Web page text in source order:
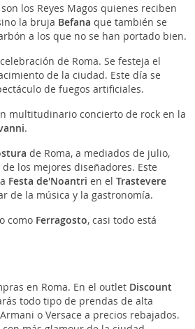
los Reyes Magos quienes reciben
la bruja Befana que también se
a los que no se han portado bien.
de Roma. Se festeja el
de la ciudad. Este día se
de fuegos artificiales.
multitudinario concierto de rock en la
.
de Roma, a mediados de julio,
los mejores diseñadores. Este
Festa de'Noantri en el Trastevere
de la música y la gastronomía.
como Ferragosto, casi todo está
en Roma. En el outlet Discount
todo tipo de prendas de alta
o Versace a precios rebajados.